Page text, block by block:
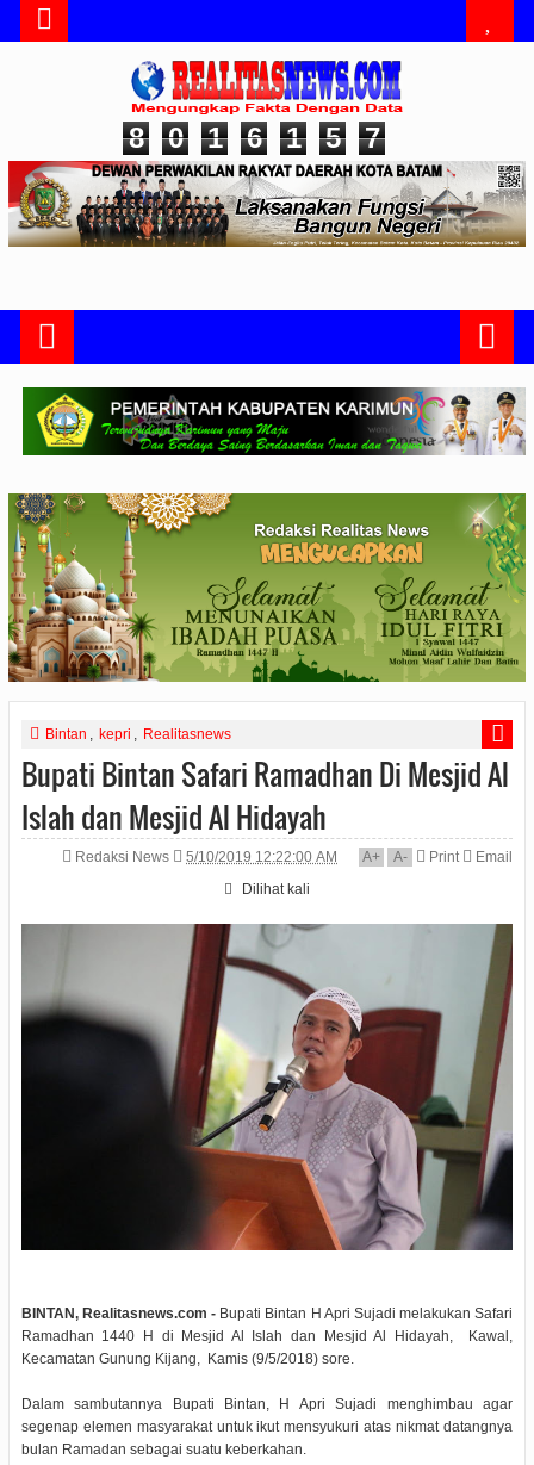
8 0 1 6 1 5 7
Bintan kepri Realitasnews
Bupati Bintan Safari Ramadhan Di Mesjid Al
Islah dan Mesjid Al Hidayah
Redaksi News 5/10/2019 12:22:00 AM A+ A- Print
Email
Dilihat kali
BINTAN, Realitasnews.com - Bupati Bintan H Apri Sujadi melakukan Safari
Ramadhan 1440 H di Mesjid Al Islah dan Mesjid Al Hidayah, Kawal,
Kecamatan Gunung Kijang, Kamis (9/5/2018) sore.
Dalam sambutannya Bupati Bintan, H Apri Sujadi menghimbau agar
segenap elemen masyarakat untuk ikut mensyukuri atas nikmat datangnya
bulan Ramadan sebagai suatu keberkahan.